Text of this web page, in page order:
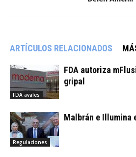
ARTÍCULOS RELACIONADOS
FDA avales
FDA autoriza
gripal
Regulaciones
Malbrán e Illumina